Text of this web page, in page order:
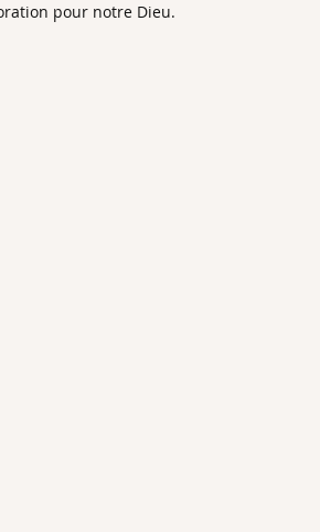
pour notre Dieu.